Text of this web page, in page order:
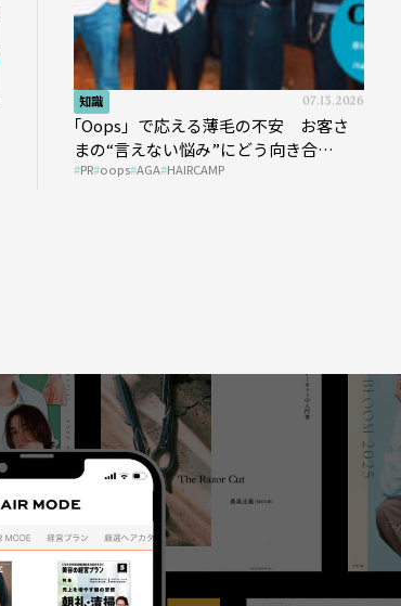
知識 07.13.2026
｢Oops」で応える薄毛の不安 お客さ
まの“言えない悩み”にどう向き合
う？ ＃01
PR oops AGA HAIRCAMP